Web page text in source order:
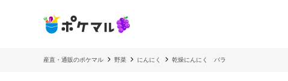
産直・通販のポケマル 野菜 にんにく 乾燥にんにく バラ